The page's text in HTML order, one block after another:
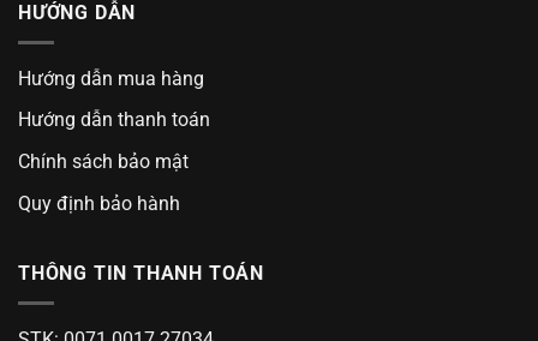
HƯỚNG DẪN
Hướng dẫn mua hàng
Hướng dẫn thanh toán
Chính sách bảo mật
Quy định bảo hành
THÔNG TIN THANH TOÁN